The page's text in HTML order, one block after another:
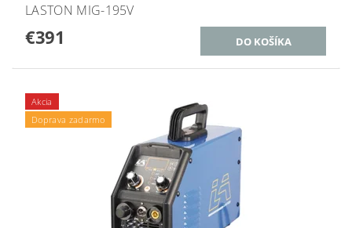
LASTON MIG-195V
€391
Akcia
Doprava zadarmo